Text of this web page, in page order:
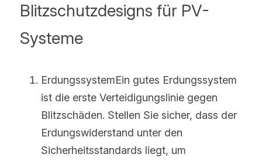
Blitzschutzdesigns für PV-
Systeme
ErdungssystemEin gutes Erdungssystem
ist die erste Verteidigungslinie gegen
Blitzschäden. Stellen Sie sicher, dass der
Erdungswiderstand unter den
Sicherheitsstandards liegt, um